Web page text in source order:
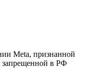
Meta, признанной
запрещенной в РФ